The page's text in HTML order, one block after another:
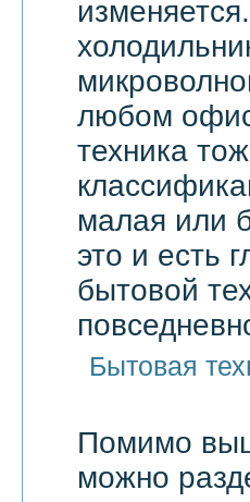
любом
техника
малая или
это и есть
бытовой
Бытовая
Помимо
можно